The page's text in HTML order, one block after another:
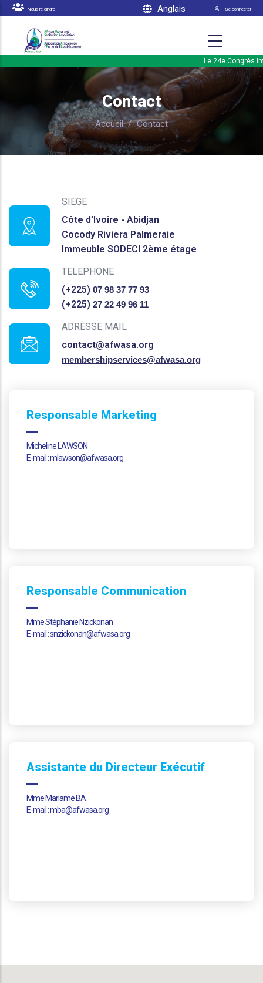
Aller au contenu principal
Nous rejoindre Anglais Menu
Se connecter
Le 24e Congrès
Contact
Accueil / Contact
SIEGE
Côte d'Ivoire - Abidjan
Cocody Riviera Palmeraie
Immeuble SODECI 2ème étage
TELEPHONE
(+225) 07 98 37 77 93
(+225) 27 22 49 96 11
ADRESSE MAIL
contact@afwasa.org
membershipservices@afwasa.org
Responsable Marketing
Micheline LAWSON
E-mail : mlawson@afwasa.org
Responsable Communication
Mme Stéphanie Nzickonan
E-mail : snzickonan@afwasa.org
Assistante du Directeur Exécutif
Mme Mariame BA
E-mail : mba@afwasa.org